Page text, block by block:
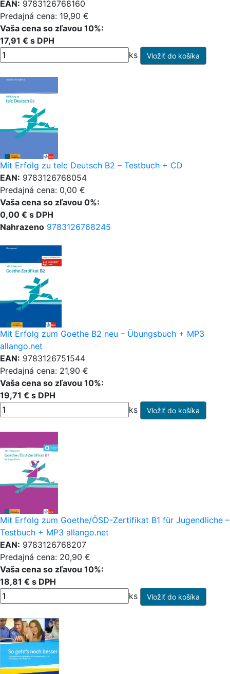
EAN: 9783126768160
Predajná cena: 19,90 €
Vaša cena so zľavou 10%:
17,91 € s DPH
ks
Mit Erfolg zu telc Deutsch B2 – Testbuch + CD
EAN: 9783126768054
Predajná cena: 0,00 €
Vaša cena so zľavou 0%:
0,00 € s DPH
Nahrazeno 9783126768245
Mit Erfolg zum Goethe B2 neu – Übungsbuch + MP3
allango.net
EAN: 9783126751544
Predajná cena: 21,90 €
Vaša cena so zľavou 10%:
19,71 € s DPH
ks
Mit Erfolg zum Goethe/ÖSD-Zertifikat B1 für Jugendliche –
Testbuch + MP3 allango.net
EAN: 9783126768207
Predajná cena: 20,90 €
Vaša cena so zľavou 10%:
18,81 € s DPH
ks